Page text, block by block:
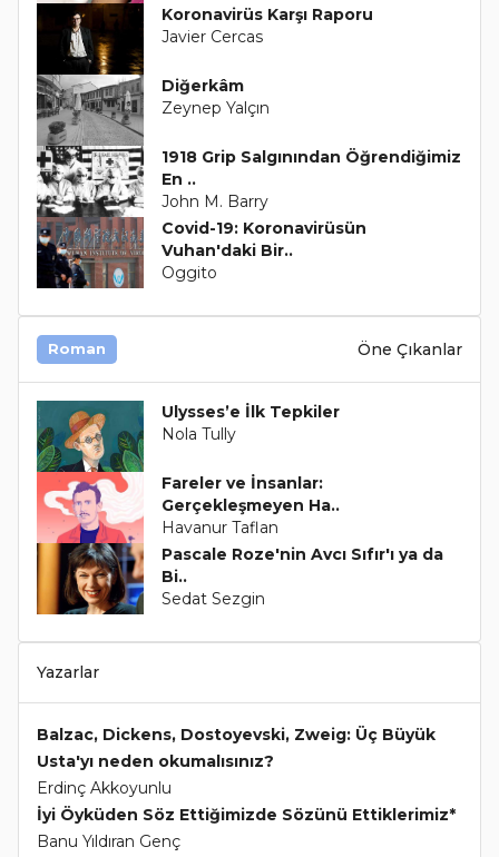
Koronavirüs Karşı Raporu
Javier Cercas
Diğerkâm
Zeynep Yalçın
1918 Grip Salgınından Öğrendiğimiz
En ..
John M. Barry
Covid-19: Koronavirüsün
Vuhan'daki Bir..
Oggito
Roman Öne Çıkanlar
Ulysses’e İlk Tepkiler
Nola Tully
Fareler ve İnsanlar:
Gerçekleşmeyen Ha..
Havanur Taflan
Pascale Roze'nin Avcı Sıfır'ı ya da
Bi..
Sedat Sezgin
Yazarlar
Balzac, Dickens, Dostoyevski, Zweig: Üç Büyük
Usta'yı neden okumalısınız?
Erdinç Akkoyunlu
İyi Öyküden Söz Ettiğimizde Sözünü Ettiklerimiz*
Banu Yıldıran Genç